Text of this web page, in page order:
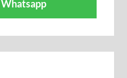
Whatsapp